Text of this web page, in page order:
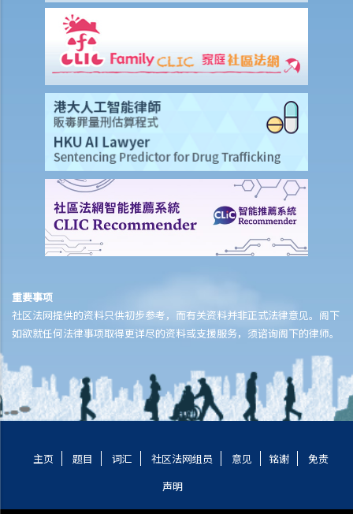
重要事项
社区法网提供的资料只供初步参考，而有关资料并非正式法律意见。阁下
如欲就任何法律事项取得更详尽的资料或支援服务，须谘询阁下的律师。
主页 题目 词汇 社区法网组员 意见 铭谢
免责
声明